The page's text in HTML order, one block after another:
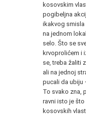
kosovskim
pogibeljna
ikakvog smisla
na jednom
selo. Što se
krvoprolićem i
se, treba žaliti
ali na jednoj
pucali da ubiju
To svako zna,
ravni isto je što
kosovskih